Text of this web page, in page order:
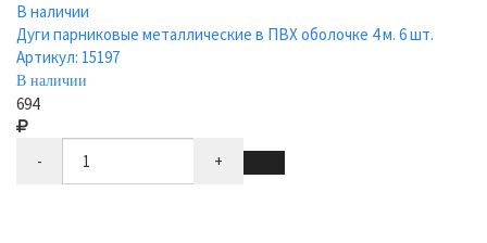
В наличии
Дуги парниковые металлические в ПВХ оболочке 4 м. 6 шт.
Артикул: 15197
В наличии
694
- +